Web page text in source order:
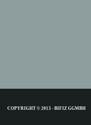
COPYRIGHT © 2013 - BIFIZ GGMBH